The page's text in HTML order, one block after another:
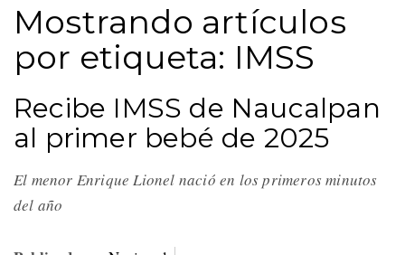
Mostrando artículos
por etiqueta: IMSS
Recibe IMSS de Naucalpan
al primer bebé de 2025
El menor Enrique Lionel nació en los primeros minutos
del año